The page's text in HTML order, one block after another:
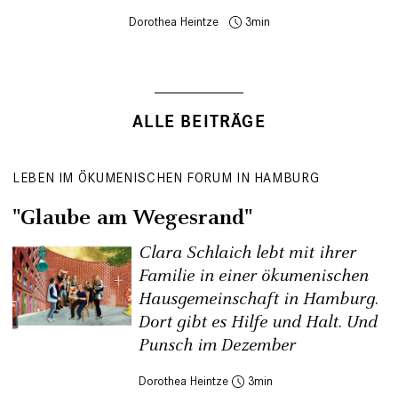
Dorothea Heintze 3
ALLE BEITRÄGE
LEBEN IM ÖKUMENISCHEN FORUM IN HAMBURG
"Glaube am Wegesrand"
Clara Schlaich lebt mit ihrer
Familie in einer ökumenischen
Hausgemeinschaft in Hamburg.
Dort gibt es Hilfe und Halt. Und
Punsch im Dezember
Dorothea Heintze 3